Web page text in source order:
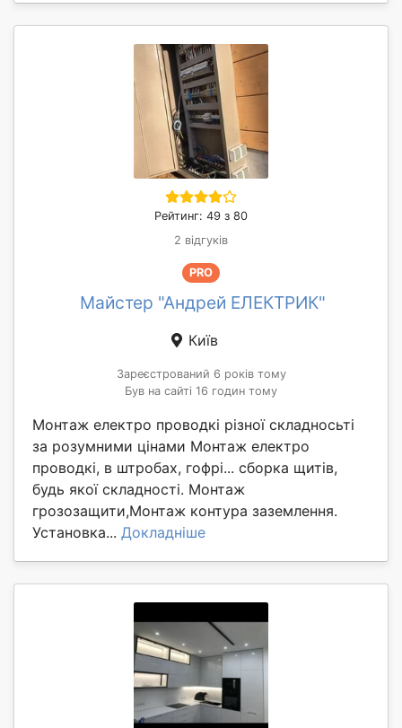
Рейтинг: 49 з 80
2 відгуків
PRO
Майстер "Андрей ЕЛЕКТРИК"
Київ
Зареєстрований 6 років тому
Був на сайті 16 годин тому
Монтаж електро проводкі різної складносьті
за розумними цінами Монтаж електро
проводкі, в штробах, гофрі... сборка щитів,
будь якої складності. Монтаж
грозозащити,Монтаж контура заземлення.
Установка... Докладніше